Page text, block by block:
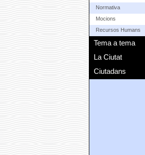
Normativa
Mocions
Recursos Humans
Tema a tema
La Ciutat
Ciutadans